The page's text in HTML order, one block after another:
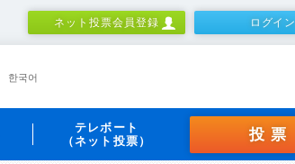
ネット投票会員登録 ログイン
한국어
テレボート
（ネット投票）
投票